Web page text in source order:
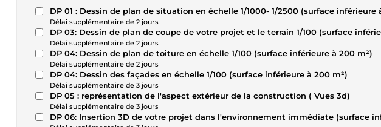
DP 01 : Dessin de plan de situation en échelle 1/1000- 1/2500 (surface
Délai supplémentaire de 2 jours
DP 03: Dessin de plan de coupe de votre projet et le terrain 1/100 (surface
Délai supplémentaire de 2 jours
DP 04: Dessin de plan de toiture en échelle 1/100 (surface inférieure à 200 m²)
Délai supplémentaire de 2 jours
DP 04: Dessin des façades en échelle 1/100 (surface inférieure à 200 m²)
Délai supplémentaire de 3 jours
DP 05 : représentation de l'aspect extérieur de la construction ( Vues 3d)
Délai supplémentaire de 3 jours
DP 06: Insertion 3D de votre projet dans l'environnement immédiate (surface